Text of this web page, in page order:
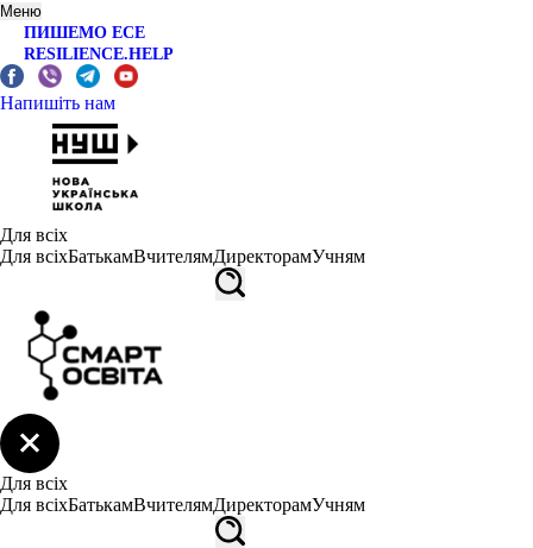
Меню
ПИШЕМО ЕСЕ
RESILIENCE.HELP
Напишіть нам
Для всіх
Для всіхБатькамВчителямДиректорамУчням
Для всіх
Для всіхБатькамВчителямДиректорамУчням